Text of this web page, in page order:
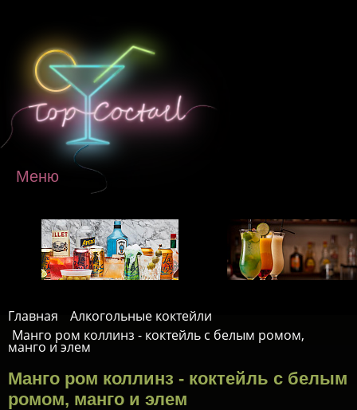
Меню
Главная
Алкогольные коктейли
Манго ром коллинз - коктейль с белым ромом,
манго и элем
Манго ром коллинз - коктейль с белым
ромом, манго и элем